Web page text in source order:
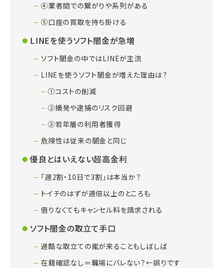
④業者間での繋がりや系列がある
⑤口座の買取を持ち掛ける
LINEを使うソフト闇金が急増
ソフト闇金の中ではLINEが主流
LINEを使うソフト闇金が増えた理由は？
①コストの削減
②摘発や逮捕のリスク回避
③若年層の利用者獲得
危険性は従来の闇金と同じ
優良とはいえない超高金利
「週2割・10日で3割」は本当か？
トイチのはずが週倍以上のところも
借りなくてもキャンセル料を請求される
ソフト闇金の取立て手口
過酷な取立ての嵐が来ることもしばしば
在籍確認なし＝職場にバレない？←誤りです